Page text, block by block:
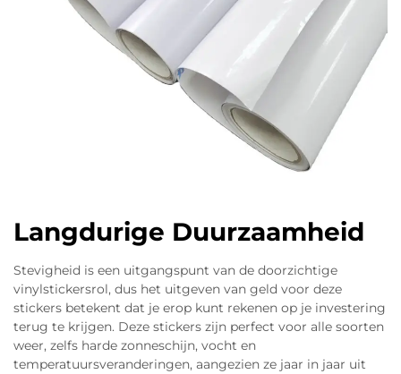
Langdurige Duurzaamheid
Stevigheid is een uitgangspunt van de doorzichtige
vinylstickersrol, dus het uitgeven van geld voor deze
stickers betekent dat je erop kunt rekenen op je investering
terug te krijgen. Deze stickers zijn perfect voor alle soorten
weer, zelfs harde zonneschijn, vocht en
temperatuursveranderingen, aangezien ze jaar in jaar uit